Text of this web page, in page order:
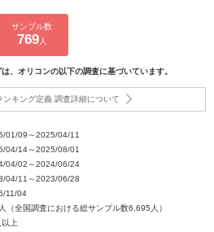
サンプル数
769人
、オリコンの以下の調査に基づいています。
ンキング定義 調査詳細について
01/09～2025/04/11
04/14～2025/08/01
04/02～2024/06/24
04/11～2023/06/28
11/04
（全国調査における総サンプル数6,695人）
上